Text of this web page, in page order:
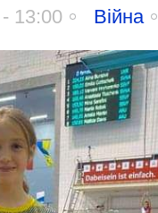
13:00 Війна